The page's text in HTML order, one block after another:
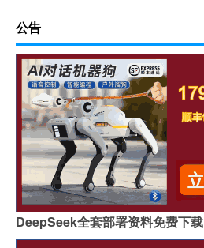
公告
DeepSeek全套部署资料免费下载